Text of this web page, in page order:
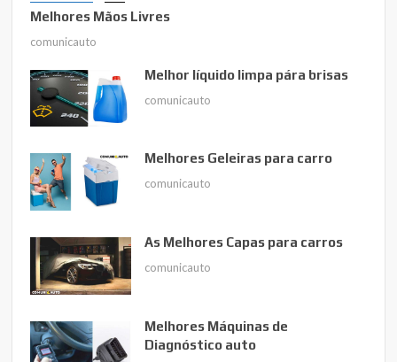
Melhores Mãos Livres
comunicauto
Melhor líquido limpa pára brisas
comunicauto
Melhores Geleiras para carro
comunicauto
As Melhores Capas para carros
comunicauto
Melhores Máquinas de
Diagnóstico auto